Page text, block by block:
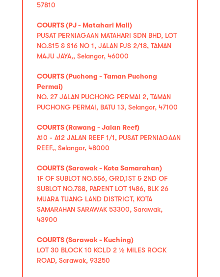
57810
COURTS (PJ - Matahari Mall)
PUSAT PERNIAGAAN MATAHARI SDN BHD, LOT
NO.S15 & S16 NO 1, JALAN PJS 2/18, TAMAN
MAJU JAYA,, Selangor, 46000
COURTS (Puchong - Taman Puchong
Permai)
NO. 27 JALAN PUCHONG PERMAI 2, TAMAN
PUCHONG PERMAI, BATU 13, Selangor, 47100
COURTS (Rawang - Jalan Reef)
A10 - A12 JALAN REEF 1/1, PUSAT PERNIAGAAN
REEF,, Selangor, 48000
COURTS (Sarawak - Kota Samarahan)
1F OF SUBLOT NO.5&6, GRD,1ST & 2ND OF
SUBLOT NO.7&8, PARENT LOT 1486, BLK 26
MUARA TUANG LAND DISTRICT, KOTA
SAMARAHAN SARAWAK 53300, Sarawak,
43900
COURTS (Sarawak - Kuching)
LOT 30 BLOCK 10 KCLD 2 ½ MILES ROCK
ROAD, Sarawak, 93250